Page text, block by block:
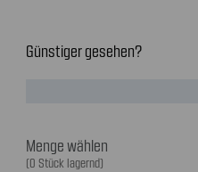
Günstiger gesehen?
Menge wählen
(0 Stück lagernd)